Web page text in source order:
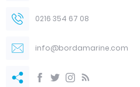
0216 354 67 08
info@bordamarine.com